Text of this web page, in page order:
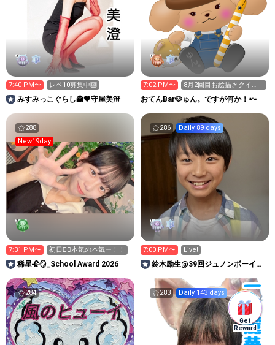
Get
Reward
7:40 PM〜 レベ10募集中🔟
みすみっこぐらし👻🖤守屋美澄
7:02 PM〜
8月2回目お絵描きクイ
ズ R王INOUへ！
おてんBar🐶ゅん。ですが何か！𝄑𝄑
288
New19day
7:31 PM〜 初日❤️‍🔥本気の本気ー！！
稀星🥀🪞_School Award 2026
286 Daily 89 days
7:00 PM〜 Live!
鈴木励生@39回ジュノンボーイ挑
284 283 Daily 143 days